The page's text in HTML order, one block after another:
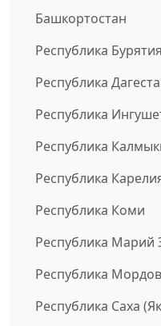
Башкортостан
Республика Бурятия
Республика
Республика
Республика
Республика
Республика Коми
Республика Марий
Республика
Республика Саха